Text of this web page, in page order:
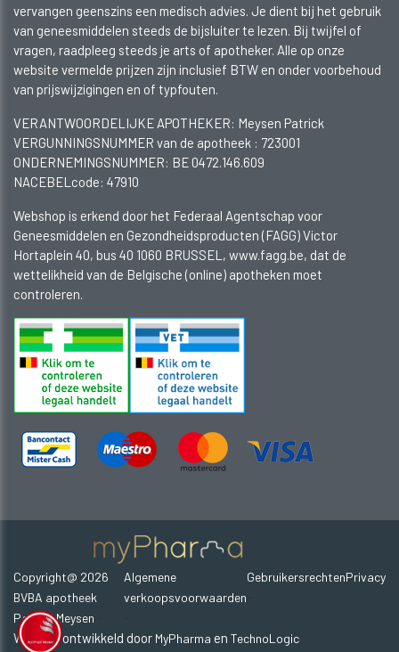
vervangen geenszins een medisch advies. Je dient bij het gebruik
van geneesmiddelen steeds de bijsluiter te lezen. Bij twijfel of
vragen, raadpleeg steeds je arts of apotheker. Alle op onze
website vermelde prijzen zijn inclusief BTW en onder voorbehoud
van prijswijzigingen en of typfouten.
VERANTWOORDELIJKE APOTHEKER: Meysen Patrick
VERGUNNINGSNUMMER van de apotheek : 723001
ONDERNEMINGSNUMMER: BE 0472.146.609
NACEBELcode: 47910
Webshop is erkend door het Federaal Agentschap voor
Geneesmiddelen en Gezondheidsproducten (FAGG) Victor
Hortaplein 40, bus 40 1060 BRUSSEL, www.fagg.be, dat de
wettelikheid van de Belgische (online) apotheken moet
controleren.
Copyright@ 2026
BVBA apotheek
Patrick Meysen
Algemene
verkoopsvoorwaarden
GebruikersrechtenPrivacy
Website ontwikkeld door MyPharma en TechnoLogic